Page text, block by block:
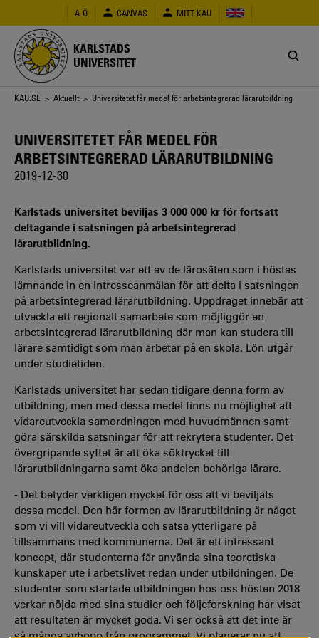
huvudinnehåll
A-Ö CANVAS MITT KAU
KARLSTADS
UNIVERSITET
Länkstig
KAU.SE > Aktuellt > Universitetet får medel för arbetsintegrerad lärarutbildning
UNIVERSITETET FÅR MEDEL FÖR
ARBETSINTEGRERAD LÄRARUTBILDNING
2019-12-30
Karlstads universitet beviljas 3 000 000 kr för fortsatt
deltagande i satsningen på arbetsintegrerad
lärarutbildning.
Karlstads universitet var ett av de lärosäten som i höstas
lämnande in en intresseanmälan för att delta i satsningen
på arbetsintegrerad lärarutbildning. Uppdraget innebär att
utveckla ett regionalt samarbete som möjliggör en
arbetsintegrerad lärarutbildning där man kan studera till
lärare samtidigt som man arbetar på en skola. Lön utgår
under studietiden.
Karlstads universitet har sedan tidigare denna form av
utbildning, men med dessa medel finns nu möjlighet att
vidareutveckla samordningen med huvudmännen samt
göra särskilda satsningar för att rekrytera studenter. Det
övergripande syftet är att öka söktrycket till
lärarutbildningarna samt öka andelen behöriga lärare.
- Det betyder verkligen mycket för oss att vi beviljats
dessa medel. Den här formen av lärarutbildning är något
som vi vill vidareutveckla och satsa ytterligare på
tillsammans med kommunerna. Det är ett intressant
koncept, där studenterna får använda sina teoretiska
kunskaper ute i arbetslivet redan under utbildningen. De
studenter som startade utbildningen hos oss hösten 2018
verkar nöjda med sina studier och följeforskning har visat
att resultaten är mycket goda. Vi ser också att det inte är
så många avhopp från programmet. Vi planerar nu att